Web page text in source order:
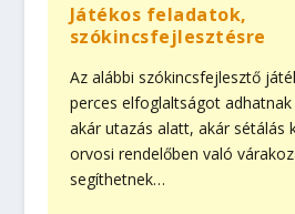
Játékos feladatok,
szókincsfejlesztésre
Az alábbi szókincsfejlesztő
perces elfoglaltságot
akár utazás alatt, akár sétálás
orvosi rendelőben való
segíthetnek…